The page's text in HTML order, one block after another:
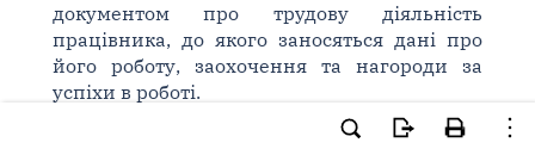
документом про трудову діяльність
працівника, до якого заносяться дані про
його роботу, заохочення та нагороди за
успіхи в роботі.
Зразки бланків трудової книжки і вкладиша